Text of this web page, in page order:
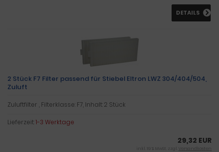
DETAILS
2 Stück F7 Filter passend für Stiebel Eltron LWZ 304/404/504,
Zuluft
Zuluftfilter , Filterklasse: F7, Inhalt: 2 Stück
Lieferzeit:1-3 Werktage
29,32 EUR
inkl. 19 % MwSt. zzgl. Versandkosten